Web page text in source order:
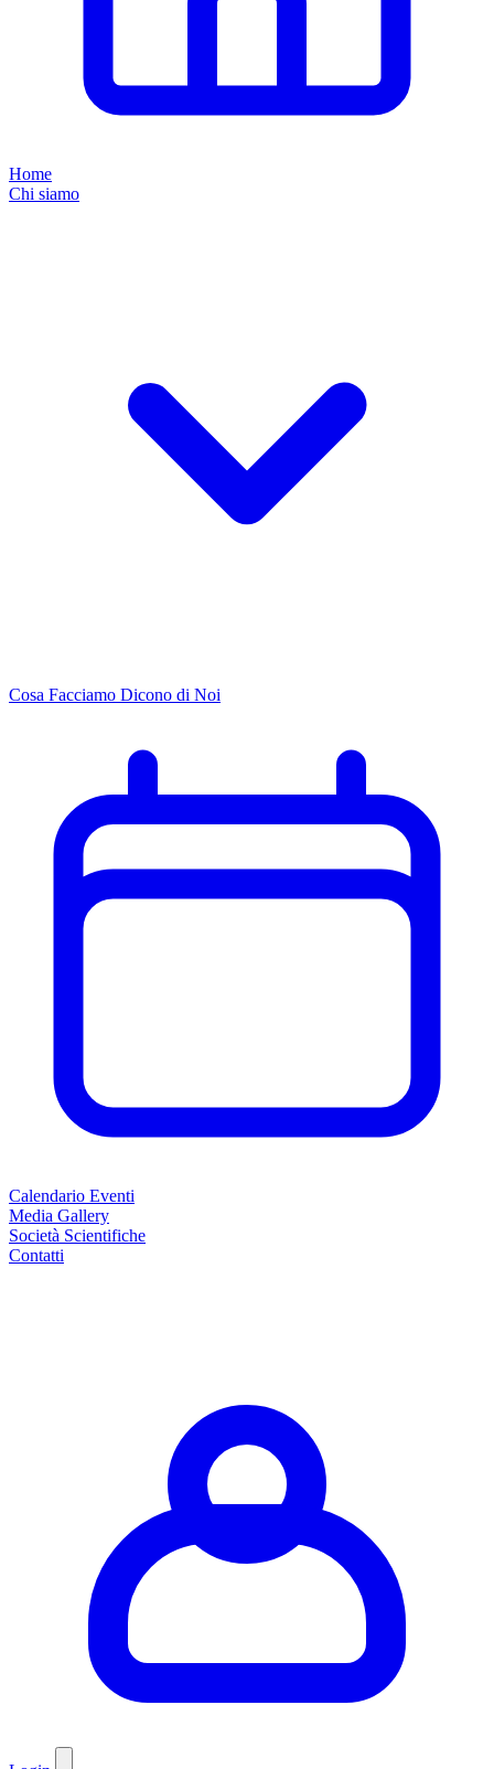
Home
Chi siamo
Cosa Facciamo Dicono di Noi
Calendario Eventi
Media Gallery
Società Scientifiche
Contatti